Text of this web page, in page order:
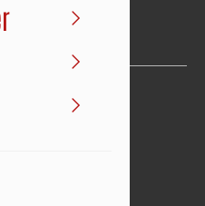
Uhr
uns sie uns